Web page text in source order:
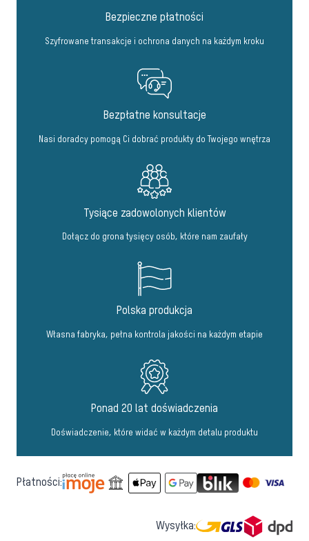
Bezpieczne płatności
Szyfrowane transakcje i ochrona danych na każdym kroku
Bezpłatne konsultacje
Nasi doradcy pomogą Ci dobrać produkty do Twojego wnętrza
Tysiące zadowolonych klientów
Dołącz do grona tysięcy osób, które nam zaufały
Polska produkcja
Własna fabryka, pełna kontrola jakości na każdym etapie
Ponad 20 lat doświadczenia
Doświadczenie, które widać w każdym detalu produktu
Płatności:
Wysyłka: